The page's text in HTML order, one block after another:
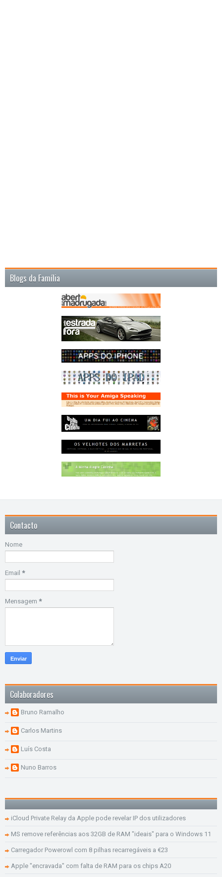
Blogs da Família
Contacto
Nome
Email *
Mensagem *
Colaboradores
Bruno Ramalho
Carlos Martins
Luís Costa
Nuno Barros
iCloud Private Relay da Apple pode revelar IP dos utilizadores
MS remove referências aos 32GB de RAM "ideais" para o Windows 11
Carregador Powerowl com 8 pilhas recarregáveis a €23
Apple "encravada" com falta de RAM para os chips A20